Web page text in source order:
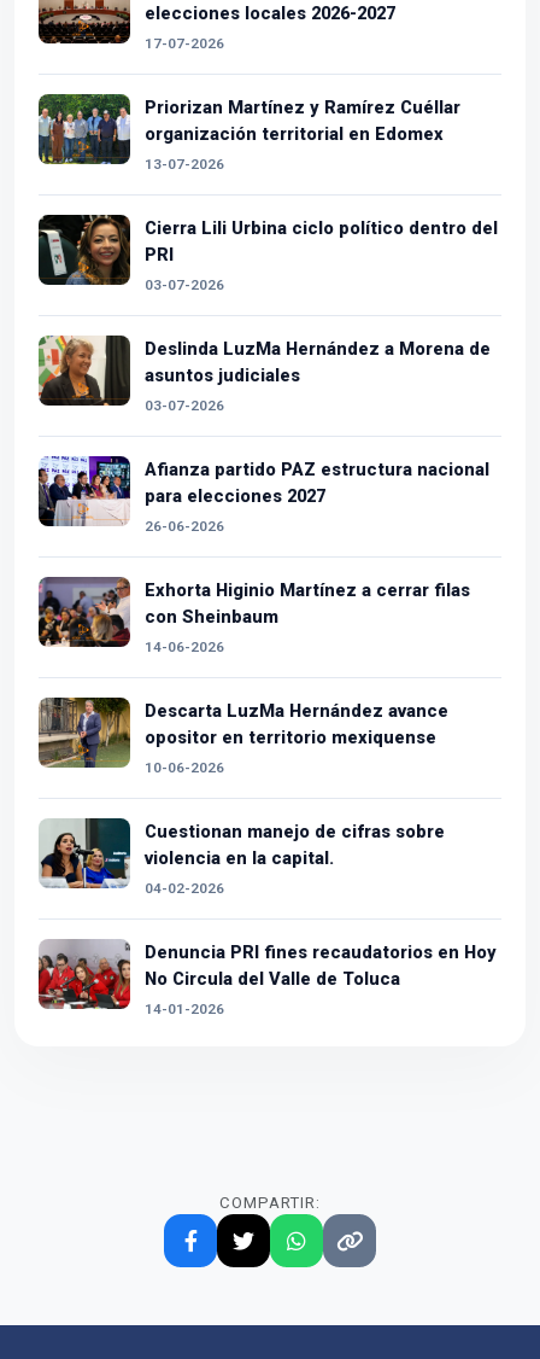
elecciones locales 2026-2027
17-07-2026
Priorizan Martínez y Ramírez Cuéllar
organización territorial en Edomex
13-07-2026
Cierra Lili Urbina ciclo político dentro del
PRI
03-07-2026
Deslinda LuzMa Hernández a Morena de
asuntos judiciales
03-07-2026
Afianza partido PAZ estructura nacional
para elecciones 2027
26-06-2026
Exhorta Higinio Martínez a cerrar filas
con Sheinbaum
14-06-2026
Descarta LuzMa Hernández avance
opositor en territorio mexiquense
10-06-2026
Cuestionan manejo de cifras sobre
violencia en la capital.
04-02-2026
Denuncia PRI fines recaudatorios en Hoy
No Circula del Valle de Toluca
14-01-2026
COMPARTIR: